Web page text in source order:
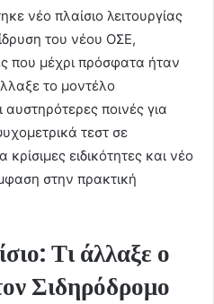
νέο πλαίσιο λειτουργίας
του νέου ΟΣΕ,
που μέχρι πρόσφατα ήταν
το μοντέλο
ποινές για
τεστ σε
ειδικότητες και νέο
στην πρακτική
Τι άλλαξε ο
Σιδηρόδρομο